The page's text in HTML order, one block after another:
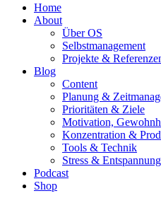
Home
About
Über OS
Selbstmanagement
Projekte &
Blog
Content
Planung &
Prioritäten & Ziele
Motivation,
Konzentration &
Tools & Technik
Stress & Entspannung
Podcast
Shop